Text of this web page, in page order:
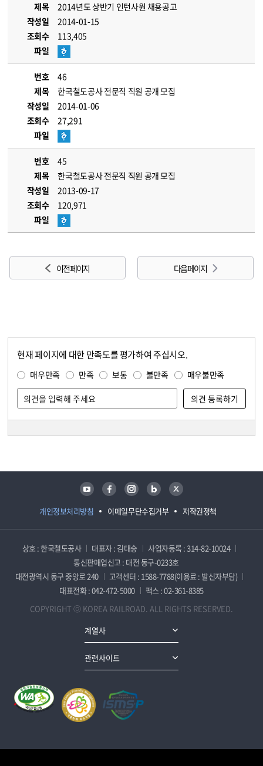
제목
2014년도 상반기 인턴사원 채용공고
작성일
2014-01-15
조회수
113,405
파일
번호
46
제목
한국철도공사 전문직 직원 공개 모집
작성일
2014-01-06
조회수
27,291
파일
번호
45
제목
한국철도공사 전문직 직원 공개 모집
작성일
2013-09-17
조회수
120,971
파일
이전 페이지 다음 페이지
현재 페이지에 대한 만족도를 평가하여 주십시오.
매우만족 만족 보통 불만족 매우불만족
개인정보처리방침 이메일무단수집거부 저작권정책
유튜브 페이스북 인스타그램 블로그 트위터
상호 : 한국철도공사 대표자 : 김태승
사업자등록 : 314-82-10024
통신판매업신고 : 대전 동구-0233호
대전광역시 동구 중앙로 240
고객센터 : 1588-7788(이용료 : 발신자부담)
대표전화 : 042-472-5000
팩스 : 02-361-8385
COPYRIGHT ⓒ KOREA RAILROAD. ALL RIGHTS RESERVED.
계열사
관련사이트